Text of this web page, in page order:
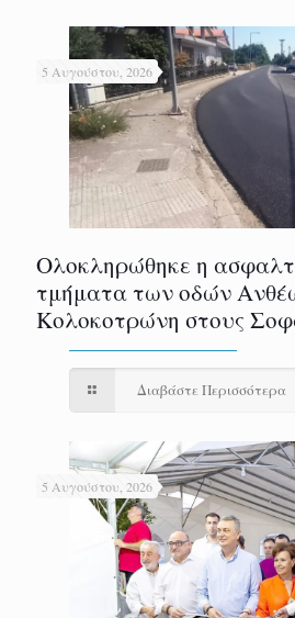
5 Αυγούστου, 2026
Ολοκληρώθηκε η
τμήματα των οδών
Κολοκοτρώνη στους
Διαβάστε Περισσότερα
5 Αυγούστου, 2026